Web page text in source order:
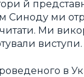
й
Синоду ми
Ми
виступи.
в